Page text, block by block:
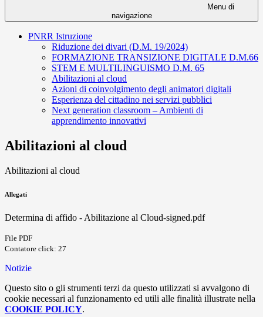
Menu di
navigazione
PNRR Istruzione
Riduzione dei divari (D.M. 19/2024)
FORMAZIONE TRANSIZIONE DIGITALE D.M.66
STEM E MULTILINGUISMO D.M. 65
Abilitazioni al cloud
Azioni di coinvolgimento degli animatori digitali
Esperienza del cittadino nei servizi pubblici
Next generation classroom – Ambienti di
apprendimento innovativi
Abilitazioni al cloud
Abilitazioni al cloud
Allegati
Determina di affido - Abilitazione al Cloud-signed.pdf
File PDF
Contatore click: 27
Notizie
Questo sito o gli strumenti terzi da questo utilizzati si avvalgono di
cookie necessari al funzionamento ed utili alle finalità illustrate nella
COOKIE POLICY.